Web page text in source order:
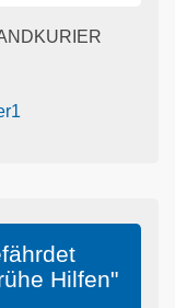
Hilfen"